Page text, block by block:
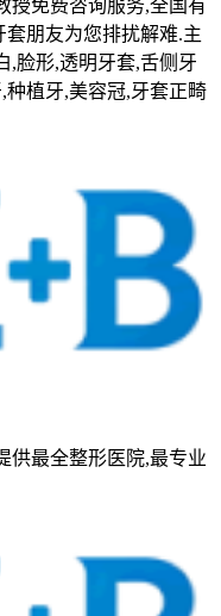
授免费咨询服务,全国有
朋友为您排扰解难.主
,脸形,透明牙套,舌侧牙
植牙,美容冠,牙套正畸
供最全整形医院,最专业